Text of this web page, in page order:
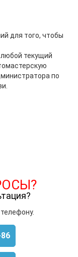
для того, чтобы
текущий
по